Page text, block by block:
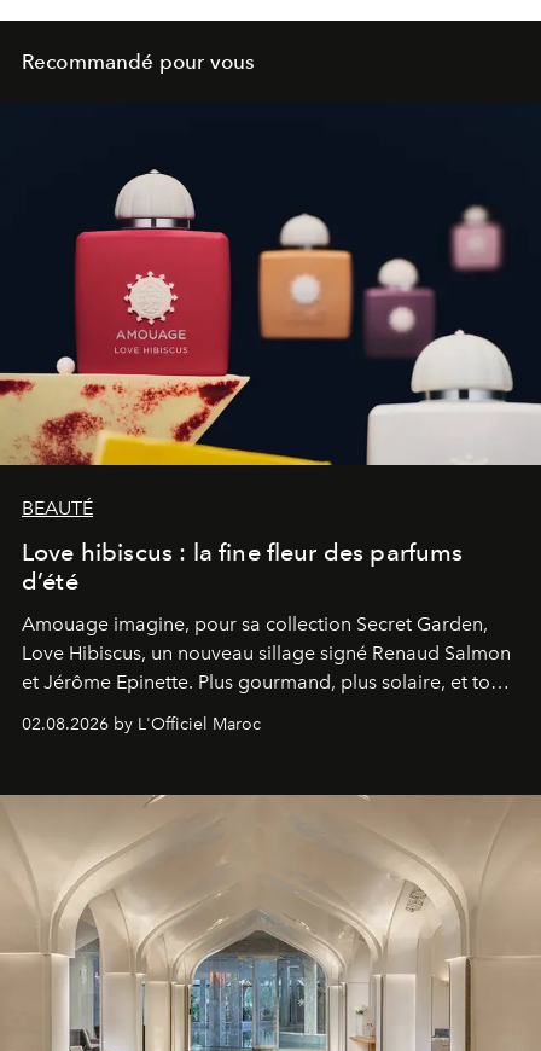
Recommandé pour vous
BEAUTÉ
Love hibiscus : la fine fleur des parfums
d’été
Amouage imagine, pour sa collection Secret Garden,
Love Hibiscus, un nouveau sillage signé Renaud Salmon
et Jérôme Epinette. Plus gourmand, plus solaire, et tout
à fait irrésistible.
02.08.2026 by L'Officiel Maroc